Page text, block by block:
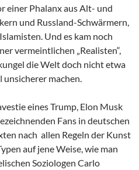
einer Phalanx aus Alt- und
und Russland-Schwärmern,
Und es kam noch
vermeintlichen „Realisten“,
die Welt doch nicht etwa
unsicherer machen.
eines Trump, Elon Musk
Fans in deutschen
nach allen Regeln der Kunst
auf jene Weise, wie man
Soziologen Carlo